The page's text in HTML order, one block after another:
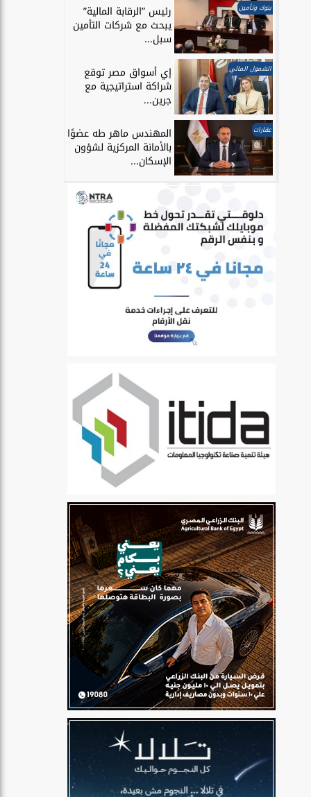
بنوك وتأمين رئيس ”الرقابة المالية”
يبحث مع شركات التأمين
سبل...
الشمول المالي إي أسواق مصر توقع
شراكة استراتيجية مع
جرين...
عقارات المهندس ماهر طه عضوًا
بالأمانة المركزية لشؤون
الإسكان...